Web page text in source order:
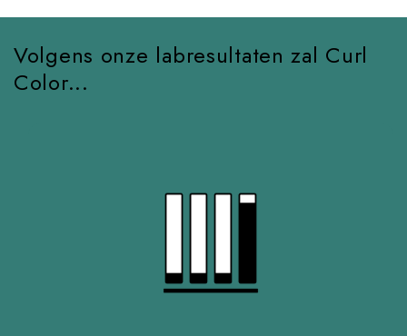
Volgens onze labresultaten zal Curl
Color...